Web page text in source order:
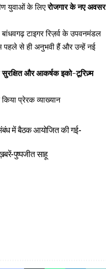
युवाओं के लिएरोजगार के नए अवसर
टाइगर रिज़र्व के उपवनमंडल
पहले से ही अनुभवी हैं और उन्हें नई
सुरक्षित और आकर्षक इको-टूरिज़्म
प्रेरक व्याख्यान
में बैठक आयोजित की गई-
पुष्पजीत साहू